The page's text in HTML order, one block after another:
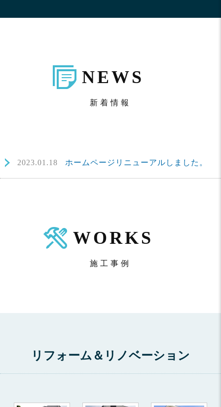
NEWS
新着情報
2023.01.18 ホームページリニューアルしました。
WORKS
施工事例
リフォーム＆リノベーション